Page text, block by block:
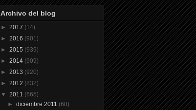
Archivo del blog
► 2017 (14)
► 2016 (901)
► 2015 (939)
► 2014 (909)
► 2013 (920)
► 2012 (832)
▼ 2011 (665)
►diciembre 2011 (68)